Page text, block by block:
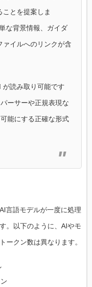
とを提案しま
な背景情報、ガイダ
ァイルへのリンクが含
読み取り可能です
ーサーや正規表現な
能にする正確な形式
言語モデルが一度に処理
。以下のように、AIやモ
ークン数は異なります。​